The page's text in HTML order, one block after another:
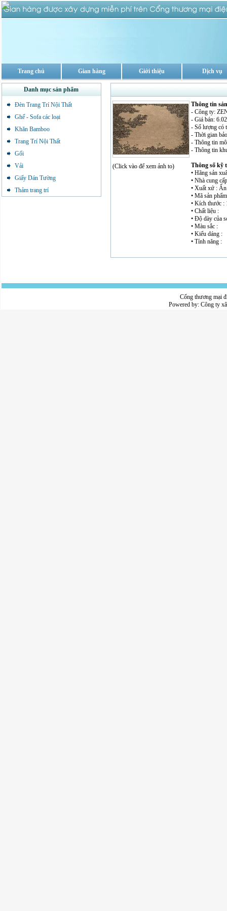
Trang chủ Gian hàng Giới thiệu Dịch vụ
Danh mục sản phẩm
Đèn Trang Trí Nội Thất
Ghế - Sofa các loại
Khăn Bamboo
Trang Trí Nội Thất
Gối
Vải
Giấy Dán Tường
Thảm trang trí
(Click vào để xem ảnh to)
Thông tin
- Công ty:
- Giá bán:
- Số lượng có
- Thời gian
- Thông tin
- Thông tin
Thông số kỹ
• Hãng sản
• Nhà cung
• Xuất xứ :
• Mã sản
• Kích thước :
• Chất liệu :
• Độ dày của
• Màu sắc :
• Kiểu dáng :
• Tính năng :
Cổng thương mại
Powered by: Công ty